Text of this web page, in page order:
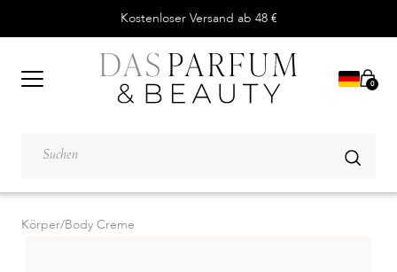
Kostenloser Versand ab 48 €
0
Körper/Body Creme